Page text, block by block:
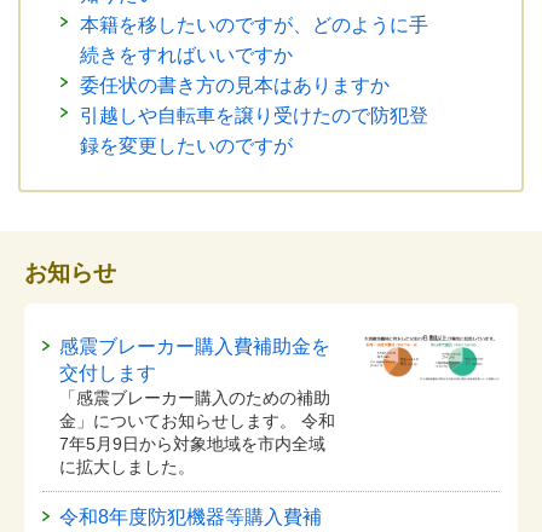
本籍を移したいのですが、どのように手
続きをすればいいですか
委任状の書き方の見本はありますか
引越しや自転車を譲り受けたので防犯登
録を変更したいのですが
お知らせ
感震ブレーカー購入費補助金を
交付します
「感震ブレーカー購入のための補助
金」についてお知らせします。 令和
7年5月9日から対象地域を市内全域
に拡大しました。
令和8年度防犯機器等購入費補